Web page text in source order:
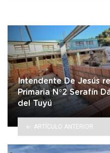
Intendente De Jesús
Primaria N°2 Serafín
del Tuyú
ARTÍCULO ANTERIOR